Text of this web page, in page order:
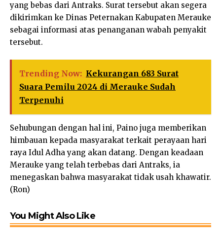
yang bebas dari Antraks. Surat tersebut akan segera
dikirimkan ke Dinas Peternakan Kabupaten Merauke
sebagai informasi atas penanganan wabah penyakit
tersebut.
Trending Now: Kekurangan 683 Surat
Suara Pemilu 2024 di Merauke Sudah
Terpenuhi
Sehubungan dengan hal ini, Paino juga memberikan
himbauan kepada masyarakat terkait perayaan hari
raya Idul Adha yang akan datang. Dengan keadaan
Merauke yang telah terbebas dari Antraks, ia
menegaskan bahwa masyarakat tidak usah khawatir.
(Ron)
You Might Also Like